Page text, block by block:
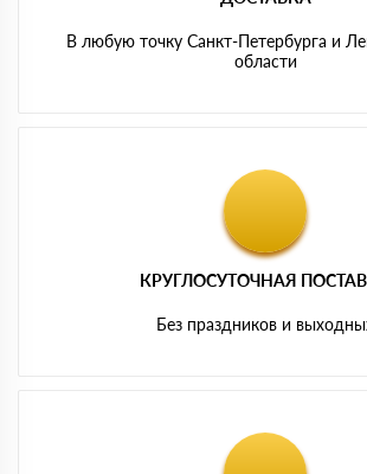
В любую точку Санкт-Петербурга и
области
КРУГЛОСУТОЧНАЯ
Без праздников и